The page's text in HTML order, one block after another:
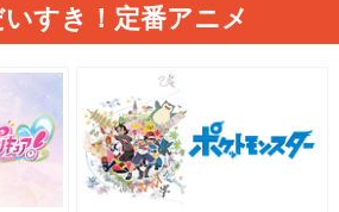
すき！定番アニメ